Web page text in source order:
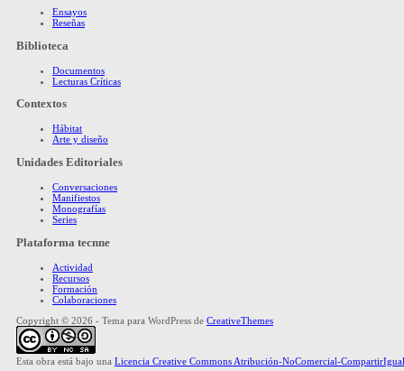
Ensayos
Reseñas
Biblioteca
Documentos
Lecturas Críticas
Contextos
Hábitat
Arte y diseño
Unidades Editoriales
Conversaciones
Manifiestos
Monografías
Series
Plataforma tecnne
Actividad
Recursos
Formación
Colaboraciones
Copyright © 2026 - Tema para WordPress de CreativeThemes
Esta obra está bajo una Licencia Creative Commons Atribución-NoComercial-